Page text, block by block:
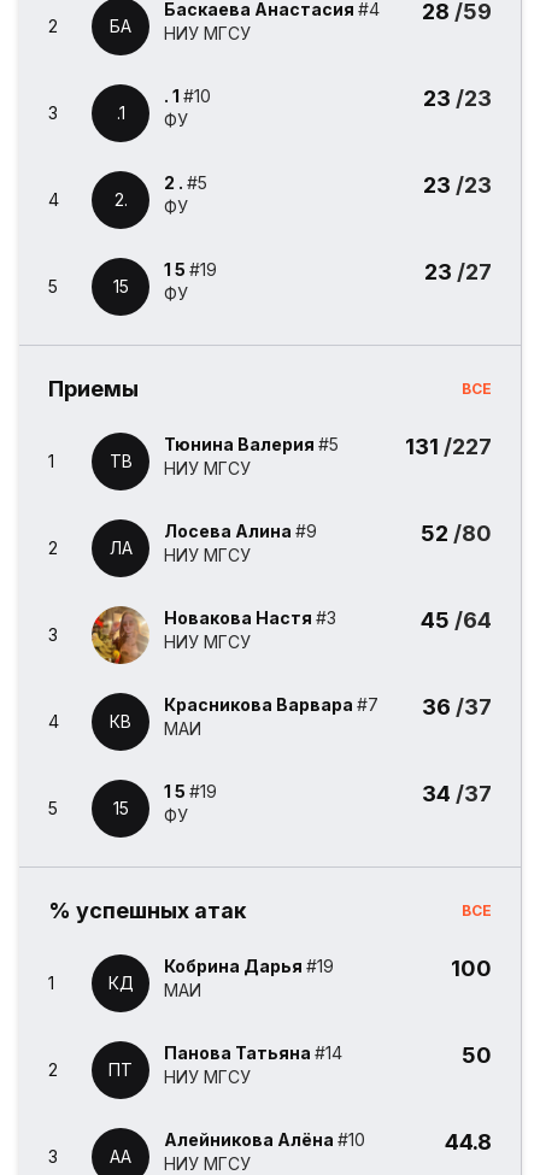
2 БА
Баскаева Анастасия #4
НИУ МГСУ
28 /59
3 .1
. 1 #10
ФУ
23 /23
4 2.
2 . #5
ФУ
23 /23
5 15
1 5 #19
ФУ
23 /27
Приемы ВСЕ
1 ТВ
Тюнина Валерия #5
НИУ МГСУ
131 /227
2 ЛА
Лосева Алина #9
НИУ МГСУ
52 /80
3
Новакова Настя #3
НИУ МГСУ
45 /64
4 КВ
Красникова Варвара #7
МАИ
36 /37
5 15
1 5 #19
ФУ
34 /37
% успешных атак ВСЕ
1 КД
Кобрина Дарья #19
МАИ
100
2 ПТ
Панова Татьяна #14
НИУ МГСУ
50
3 АА
Алейникова Алёна #10
НИУ МГСУ
44.8